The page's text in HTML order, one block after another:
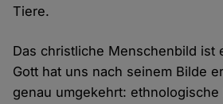
Tiere.
Das christliche Menschenbild ist
Gott hat uns nach seinem Bilde
genau umgekehrt: